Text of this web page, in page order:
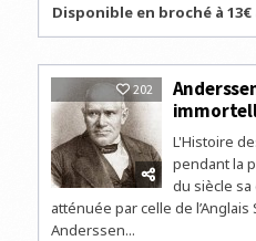
Disponible en broché à 13€
202
L'Histoire
pendant la
du siècle
atténuée par celle de l’Anglais
Anderssen...